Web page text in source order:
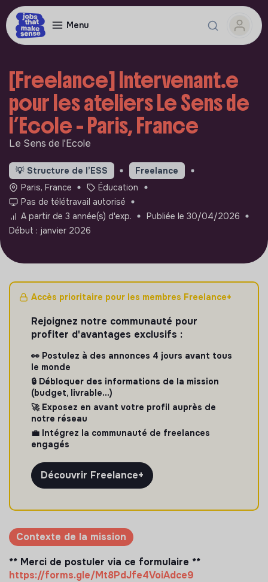
Menu
[Freelance] Intervenant.e
pour les ateliers Le Sens de
l’Ecole - Paris, France
Le Sens de l'Ecole
💡 Structure de l’ESS
Freelance
Paris, France
Éducation
Pas de télétravail autorisé
A partir de 3 année(s) d'exp.
Publiée le 30/04/2026
Début : janvier 2026
Accès prioritaire pour les membres Freelance+
Rejoignez notre communauté pour
profiter d'avantages exclusifs :
👀 Postulez à des annonces 4 jours avant tous
le monde
🔒 Débloquer des informations de la mission
(budget, livrable...)
🚀 Exposez en avant votre profil auprès de
notre réseau
💼 Intégrez la communauté de freelances
engagés
Découvrir Freelance+
Contexte de la mission
** Merci de postuler via ce formulaire **
https://forms.gle/Mt8PdJfe4VoiAdce9